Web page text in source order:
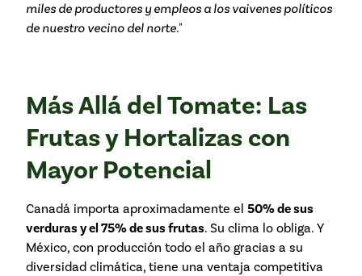
miles de productores y empleos a los vaivenes políticos
de nuestro vecino del norte."
Más Allá del Tomate: Las
Frutas y Hortalizas con
Mayor Potencial
Canadá importa aproximadamente el 50% de sus
verduras y el 75% de sus frutas. Su clima lo obliga. Y
México, con producción todo el año gracias a su
diversidad climática, tiene una ventaja competitiva